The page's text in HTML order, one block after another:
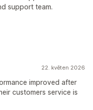
support team.
22. květen 2026
improved after
customers service is